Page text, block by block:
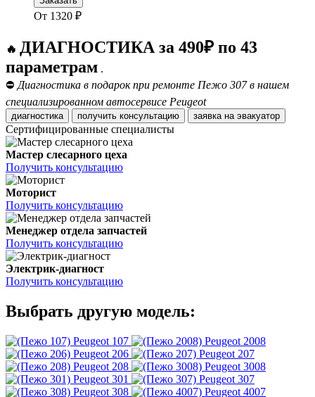
От 1320 ₽
🔥 ДИАГНОСТИКА за 490₽ по 43
параметрам .
⛔ Диагностика в подарок при ремонте Пежо 307 в нашем
специализированном автосервисе Peugeot
диагностика получить консультацию заявка на эвакуатор
Сертифицированные специалисты
Мастер слесарного цеха
Получить консультацию
Моторист
Получить консультацию
Менеджер отдела запчастей
Получить консультацию
Электрик-диагност
Получить консультацию
Выбрать другую модель:
Peugeot 107
Peugeot 2008
Peugeot 206
Peugeot 207
Peugeot 208
Peugeot 3008
Peugeot 301
Peugeot 307
Peugeot 308
Peugeot 4007